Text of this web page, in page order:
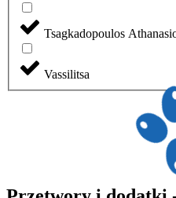
Tsagkadopoulos
Vassilitsa